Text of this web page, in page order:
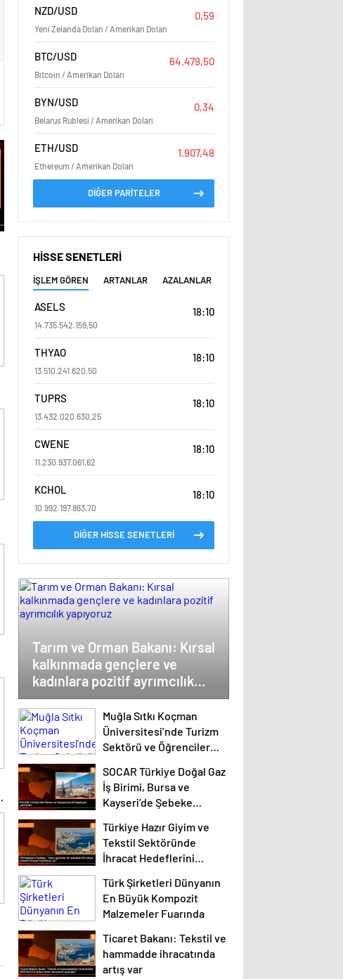
NZD/USD
Yeni Zelanda Doları / Amerikan Doları
0,59
BTC/USD
Bitcoin / Amerikan Doları
64.479,50
BYN/USD
Belarus Rublesi / Amerikan Doları
0,34
ETH/USD
Ethereum / Amerikan Doları
1.907,48
DİĞER PARİTELER
HİSSE SENETLERİ
İŞLEM GÖREN ARTANLAR AZALANLAR
ASELS
14.735.542.159,50
18:10
THYAO
13.510.241.620,50
18:10
TUPRS
13.432.020.630,25
18:10
CWENE
11.230.937.061,62
18:10
KCHOL
10.992.197.863,70
18:10
DİĞER HİSSE SENETLERİ
Tarım ve Orman Bakanı: Kırsal
kalkınmada gençlere ve
kadınlara pozitif ayrımcılık
yapıyoruz
Muğla Sıtkı Koçman
Üniversitesi’nde Turizm
Sektörü ve Öğrenciler
SOCAR Türkiye Doğal Gaz
İş Birimi, Bursa ve
Kayseri’de Şebeke
Türkiye Hazır Giyim ve
Tekstil Sektöründe
İhracat Hedeflerini
Türk Şirketleri Dünyanın
En Büyük Kompozit
Malzemeler Fuarında
Ticaret Bakanı: Tekstil ve
hammadde ihracatında
artış var